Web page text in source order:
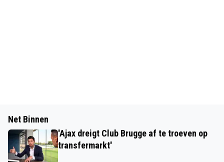
Net Binnen
'Ajax dreigt Club Brugge af te troeven op
transfermarkt'